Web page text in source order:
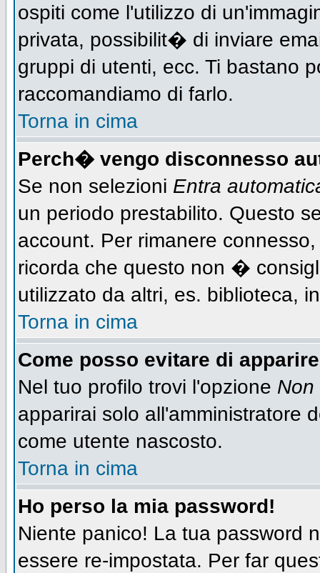
ospiti come l'utilizzo di
privata, possibilit� di inviare
gruppi di utenti, ecc. Ti bastano
raccomandiamo di farlo.
Torna in cima
Perch� vengo disconnesso
Se non selezioni Entra
un periodo prestabilito. Questo
account. Per rimanere
ricorda che questo non �
utilizzato da altri, es. biblioteca,
Torna in cima
Come posso evitare di
Nel tuo profilo trovi l'opzione Non
apparirai solo all'amministratore
come utente nascosto.
Torna in cima
Ho perso la mia password!
Niente panico! La tua
essere re-impostata. Per far